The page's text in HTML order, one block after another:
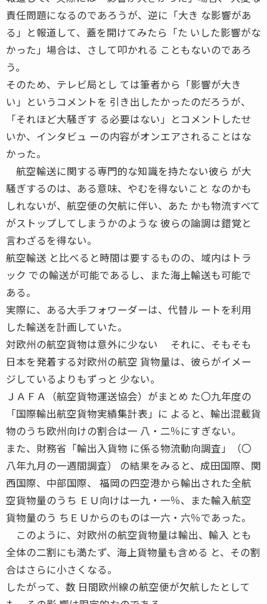
責任問題になるのであろうが、逆に「大き な影響があ
る」と報道して、蓋を開けてみたら「た いした影響がな
かった」場合は、さして叩かれる こともないのであろ
う。
そのため、テレビ局とし ては筆者から「影響が大き
い」というコメントを 引き出したかったのだろうが、
「それほど大騒ぎす る必要はない」とコメントしたせ
いか、インタビュ ーの内容がオンエアされることはな
かった。
航空輸送に関する専門的な知識を持たない彼ら が大
騒ぎするのは、ある意味、やむを得ないこと なのかも
しれないが、航空便の欠航に伴い、あた かも物流すべて
がストップしてしまうかのような 彼らの論調は錯覚と
言わざるを得ない。
航空輸送 と比べると時間は要するものの、域内はトラ
ック での輸送が可能であるし、また海上輸送も可能で
ある。
実際に、ある大手フォワーダーは、代替ル ートを利用
した輸送を計画していた。
対欧州の航空貨物は意外に少ない それに、そもそも
日本を発着する対欧州の航空 貨物量は、彼らがイメー
ジしているよりもずっと 少ない。
ＪＡＦＡ（航空貨物運送協会）がまとめ た〇九年度の
「国際輸出航空貨物実績集計表」に よると、輸出混載貨
物のうち欧州向けの割合は一 八・二％にすぎない。
また、財務省「輸出入貨物 に係る物流動向調査」（〇
八年九月の一週間調査） の結果をみると、成田国際、関
西国際、中部国際、 福岡の四空港から輸出された全航
空貨物量のうち ＥＵ向けは一九・一％、また輸入航空
貨物量のう ちＥＵからのものは一六・六％であった。
このように、対欧州の航空貨物量は輸出、輸入 とも
全体の二割にも満たず、海上貨物量も含める と、その割
合はさらに小さくなる。
したがって、数 日間欧州線の航空便が欠航したとして